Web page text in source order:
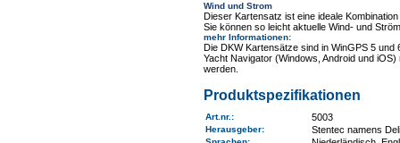
Wind und Strom
Dieser Kartensatz ist eine ideale
Sie können so leicht aktuelle Wind- und
mehr Informationen:
Die DKW Kartensätze sind in WinGPS 5
Yacht Navigator (Windows, Android und
werden.
Produktspezifikationen
Art.nr. : 5003
Herausgeber: Stentec namens